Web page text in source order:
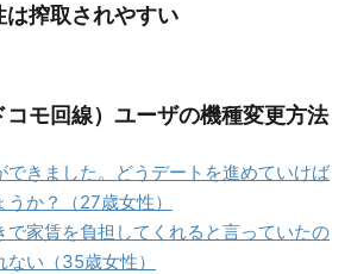
搾取されやすい
モ回線）ユーザの機種変更方法
できました。どうデートを進めていけば
うか？（27歳女性）
で家賃を負担してくれると言っていたの
い（35歳女性）